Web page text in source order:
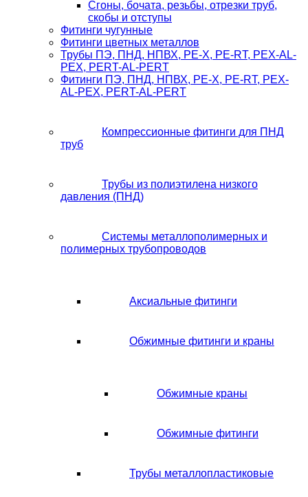
Сгоны, бочата, резьбы, отрезки труб,
скобы и отступы
Фитинги чугунные
Фитинги цветных металлов
Трубы ПЭ, ПНД, НПВХ, PE-X, PE-RT, PEX-AL-
PEX, PERT-AL-PERT
Фитинги ПЭ, ПНД, НПВХ, PE-X, PE-RT, PEX-
AL-PEX, PERT-AL-PERT
Компрессионные фитинги для ПНД
труб
Трубы из полиэтилена низкого
давления (ПНД)
Системы металлополимерных и
полимерных трубопроводов
Аксиальные фитинги
Обжимные фитинги и краны
Обжимные краны
Обжимные фитинги
Трубы металлопластиковые